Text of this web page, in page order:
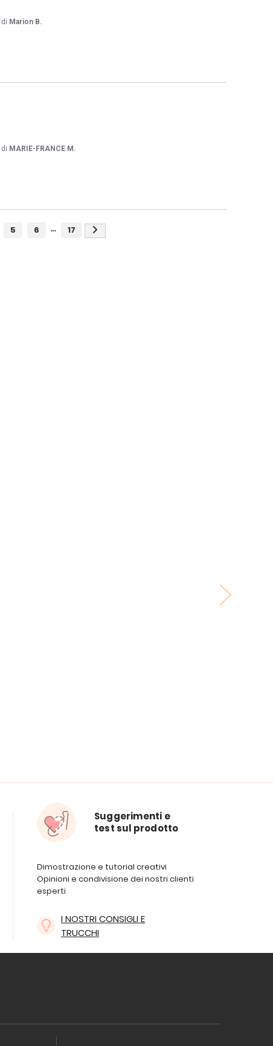
di Marion B.
di MARIE-FRANCE M.
5 6 17
Suggerimenti e
test sul prodotto
Dimostrazione e tutorial creativi
Opinioni e condivisione dei nostri clienti
esperti
I NOSTRI CONSIGLI E
TRUCCHI